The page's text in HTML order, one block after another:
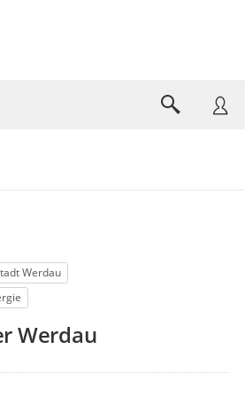
Werdau
Werdau